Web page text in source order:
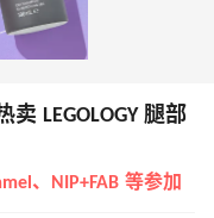
LEGOLOGY 腿部
、NIP+FAB 等参加